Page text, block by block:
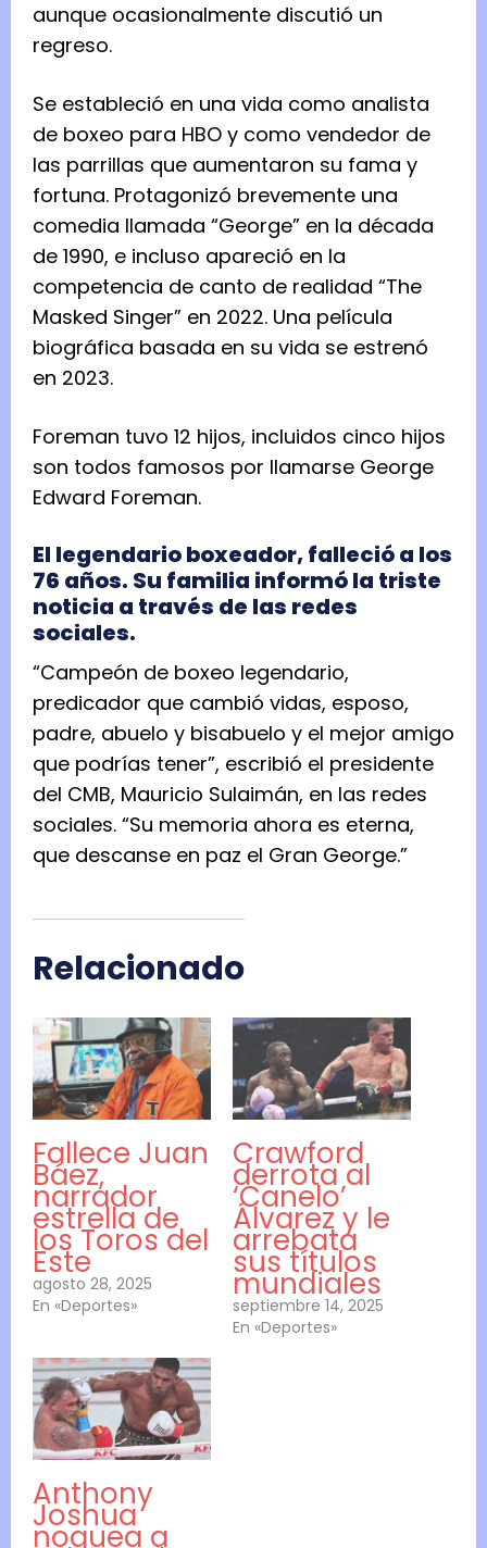
aunque ocasionalmente discutió un
regreso.
Se estableció en una vida como analista
de boxeo para HBO y como vendedor de
las parrillas que aumentaron su fama y
fortuna. Protagonizó brevemente una
comedia llamada “George” en la década
de 1990, e incluso apareció en la
competencia de canto de realidad “The
Masked Singer” en 2022. Una película
biográfica basada en su vida se estrenó
en 2023.
Foreman tuvo 12 hijos, incluidos cinco hijos
son todos famosos por llamarse George
Edward Foreman.
El legendario boxeador, falleció a los
76 años. Su familia informó la triste
noticia a través de las redes
sociales.
“Campeón de boxeo legendario,
predicador que cambió vidas, esposo,
padre, abuelo y bisabuelo y el mejor amigo
que podrías tener”, escribió el presidente
del CMB, Mauricio Sulaimán, en las redes
sociales. “Su memoria ahora es eterna,
que descanse en paz el Gran George.”
Relacionado
Fallece Juan
Báez,
narrador
estrella de
los Toros del
Este
agosto 28, 2025
En «Deportes»
Crawford
derrota al
‘Canelo’
Álvarez y le
arrebata
sus títulos
mundiales
septiembre 14, 2025
En «Deportes»
Anthony
Joshua
noquea a